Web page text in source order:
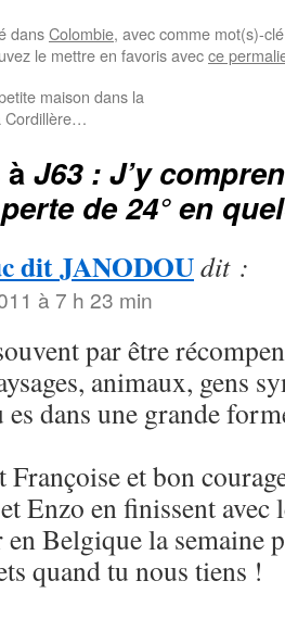
dansColombie, avec comme mot(s)-
le mettre en favoris avecce
maison dans la
Cordillère…
J63 : J’y
de 24° en
dit JANODOUdit :
à 7 h 23 min
par être
animaux, gens
es dans une grande
et bon
Enzo en finissent avec
en Belgique la semaine
quand tu nous tiens !